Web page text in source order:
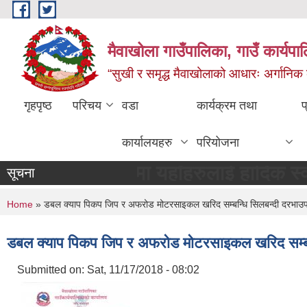
Skip to main content
मैवाखोला गाउँपालिका, गाउँ
“सुखी र समृद्ध मैवाखोलाको आधारः अर्गानिक
गृहपृष्ठ परिचय वडा
कार्यालयहरु
कार्यक्रम तथा
परियोजना
यहाँहरुलाई हार्दिक स्वागत
सूचना
You are here
Home » डबल क्याप पिकप जिप र अफरोड मोटरसाइकल खरिद सम्बन्धि सिलबन्दी
डबल क्याप पिकप जिप र अफरोड मोटरसाइकल खरिद
Submitted on: Sat, 11/17/2018 - 08:02